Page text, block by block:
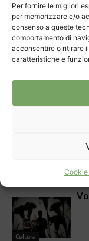
Per fornire le migliori
per memorizzare e/o
consenso a queste
comportamento di
acconsentire o ritirare
caratteristiche e
Cultura